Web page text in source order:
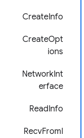
CreateInfo
CreateOpt
ions
NetworkInt
erface
ReadInfo
RecvFromI